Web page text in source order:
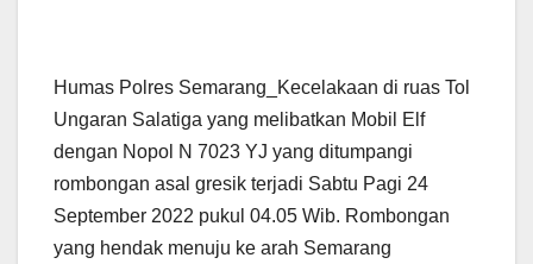
Humas Polres Semarang_Kecelakaan di ruas Tol
Ungaran Salatiga yang melibatkan Mobil Elf
dengan Nopol N 7023 YJ yang ditumpangi
rombongan asal gresik terjadi Sabtu Pagi 24
September 2022 pukul 04.05 Wib. Rombongan
yang hendak menuju ke arah Semarang